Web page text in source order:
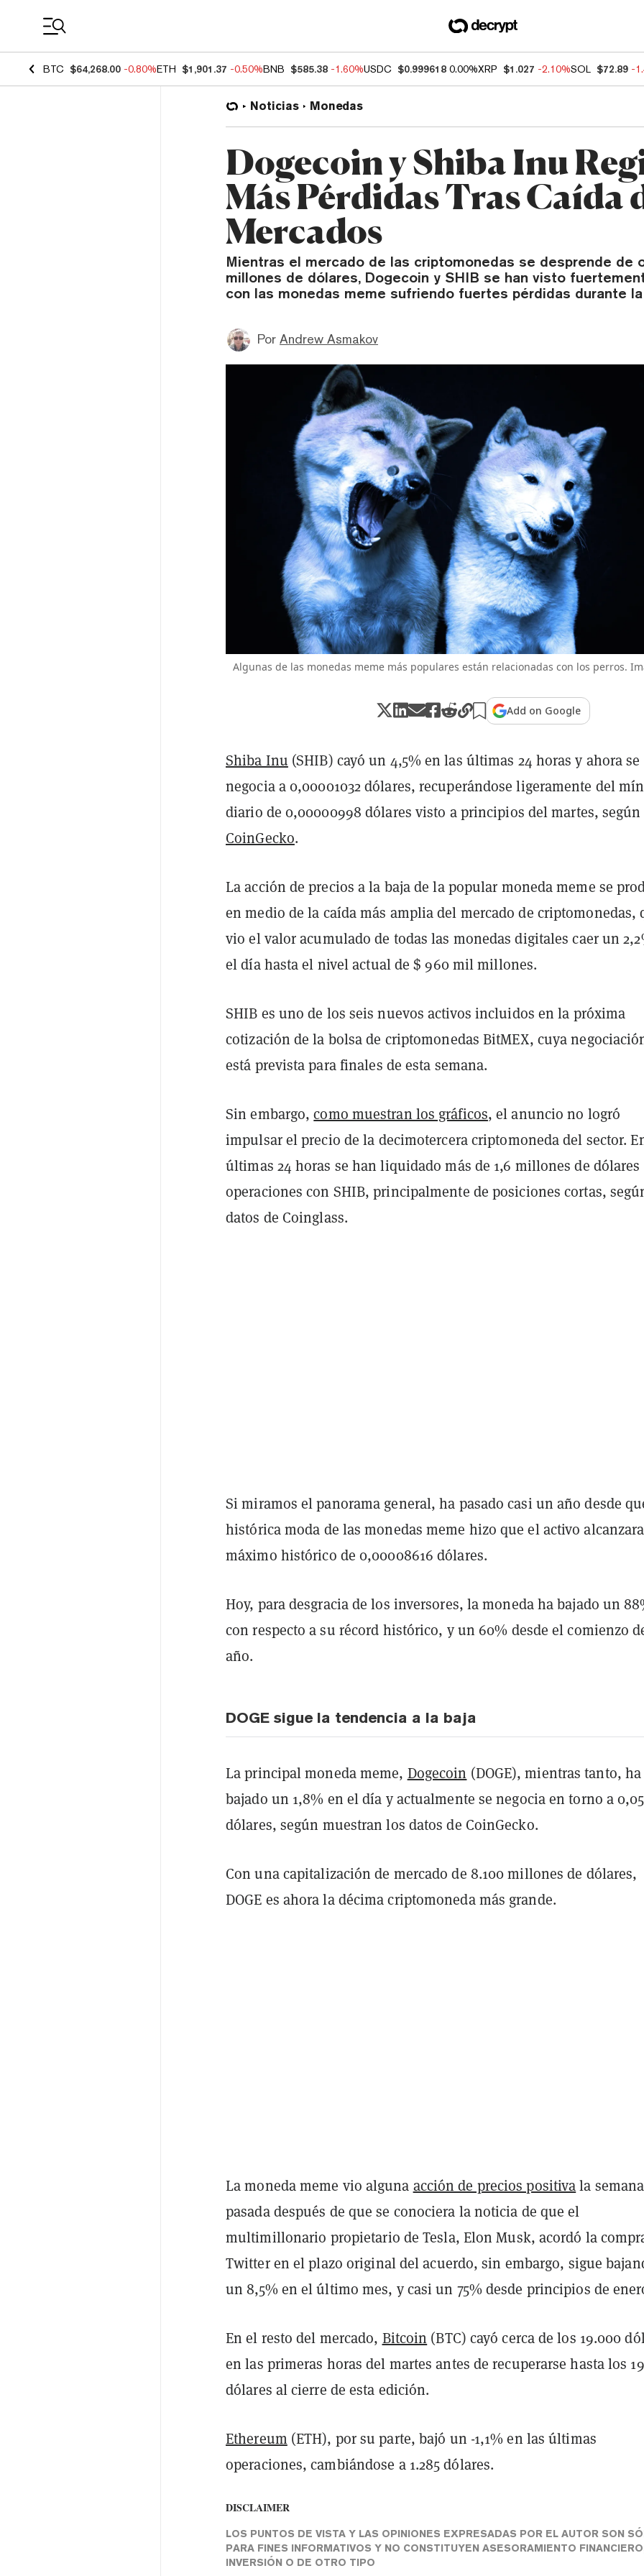
BTC $64,268.00 -0.80%ETH $1,901.37 -0.50%BNB $585.38 -1.60%USDC $0.999618 0.00%XRP $1.027 -2.10%SOL $72.89 -
Noticias Monedas
Dogecoin y Shiba Inu
Más Pérdidas Tras Caída
Mercados
Mientras el mercado de las criptomonedas se desprende de
millones de dólares, Dogecoin y SHIB se han visto
con las monedas meme sufriendo fuertes pérdidas durante
Por Andrew Asmakov
Algunas de las monedas meme más populares están relacionadas con los perros.
Add on Google
Shiba Inu (SHIB) cayó un 4,5% en las últimas 24 horas y ahora se
negocia a 0,00001032 dólares, recuperándose ligeramente del
diario de 0,00000998 dólares visto a principios del martes, según
CoinGecko.
La acción de precios a la baja de la popular moneda meme se
en medio de la caída más amplia del mercado de criptomonedas,
vio el valor acumulado de todas las monedas digitales caer un
el día hasta el nivel actual de $ 960 mil millones.
SHIB es uno de los seis nuevos activos incluidos en la próxima
cotización de la bolsa de criptomonedas BitMEX, cuya
está prevista para finales de esta semana.
Sin embargo,como muestran los gráficos, el anuncio no logró
impulsar el precio de la decimotercera criptomoneda del sector.
últimas 24 horas se han liquidado más de 1,6 millones de dólares
operaciones con SHIB, principalmente de posiciones cortas,
datos de Coinglass.
Si miramos el panorama general, ha pasado casi un año desde
histórica moda de las monedas meme hizo que el activo
máximo histórico de 0,00008616 dólares.
Hoy, para desgracia de los inversores, la moneda ha bajado un
con respecto a su récord histórico, y un 60% desde el comienzo
año.
DOGE sigue la tendencia a la baja
La principal moneda meme, Dogecoin (DOGE), mientras tanto, ha
bajado un 1,8% en el día y actualmente se negocia en torno a
dólares, según muestran los datos de CoinGecko.
Con una capitalización de mercado de 8.100 millones de dólares,
DOGE es ahora la décima criptomoneda más grande.
La moneda meme vio alguna acción de precios positivala semana
pasada después de que se conociera la noticia de que el
multimillonario propietario de Tesla, Elon Musk, acordó la
Twitter en el plazo original del acuerdo, sin embargo, sigue
un 8,5% en el último mes, y casi un 75% desde principios de
En el resto del mercado, Bitcoin (BTC) cayó cerca de los 19.000
en las primeras horas del martes antes de recuperarse hasta los
dólares al cierre de esta edición.
Ethereum (ETH), por su parte, bajó un -1,1% en las últimas
operaciones, cambiándose a 1.285 dólares.
DISCLAIMER
LOS PUNTOS DE VISTA Y LAS OPINIONES EXPRESADAS POR EL AUTOR SON
PARA FINES INFORMATIVOS Y NO CONSTITUYEN ASESORAMIENTO
INVERSIÓN O DE OTRO TIPO